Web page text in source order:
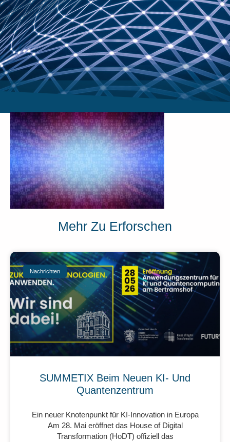
Mehr Zu Erforschen
Nachrichten
SUMMETIX Beim Neuen KI- Und
Quantenzentrum
Ein neuer Knotenpunkt für KI-Innovation in Europa
Am 28. Mai eröffnet das House of Digital
Transformation (HoDT) offiziell das